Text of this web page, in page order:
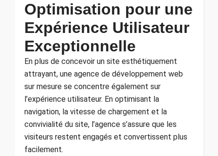
Optimisation pour une
Expérience Utilisateur
Exceptionnelle
En plus de concevoir un site esthétiquement
attrayant, une agence de développement web
sur mesure se concentre également sur
l’expérience utilisateur. En optimisant la
navigation, la vitesse de chargement et la
convivialité du site, l’agence s’assure que les
visiteurs restent engagés et convertissent plus
facilement.